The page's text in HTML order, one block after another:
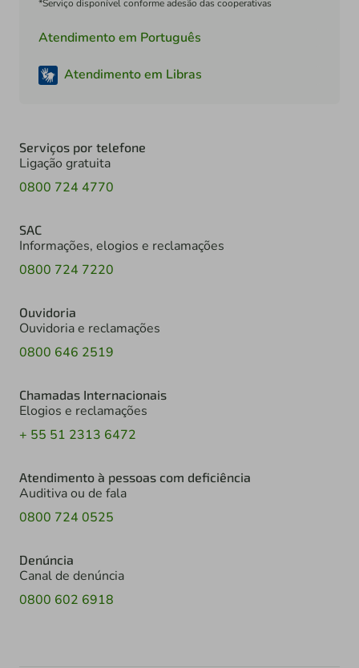
*Serviço disponível conforme adesão das cooperativas
Atendimento em Português
Atendimento em Libras
Serviços por telefone
Ligação gratuita
0800 724 4770
SAC
Informações, elogios e reclamações
0800 724 7220
Ouvidoria
Ouvidoria e reclamações
0800 646 2519
Chamadas Internacionais
Elogios e reclamações
+ 55 51 2313 6472
Atendimento à pessoas com deficiência
Auditiva ou de fala
0800 724 0525
Denúncia
Canal de denúncia
0800 602 6918